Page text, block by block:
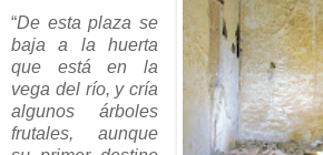
“De esta plaza se
baja a la huerta
que está en la
vega del río, y cría
algunos árboles
frutales, aunque